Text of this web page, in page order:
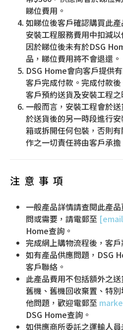
睇位費用。
如睇位後客戶確認購買此
安裝工程服務費用中扣減
因於睇位後未有於DSG
品，睇位費用將不會退還。
DSG Home會向客戶提供
客戶完成付款。完成付款
客戶預約送貨及安裝工程之
一般而言，安裝工程會於
於送貨後的另一時段進行
箱或拆開任何包裝，否則
作之一切責任將由客戶承擔
注意事項
一般產品詳情請查閱此產
問或需要，請電郵至
Home查詢。
完成網上購物流程後，客
如有產品供應問題，DSG
客戶聯絡。
此產品費用不包括額外之
舊機、舊機回收棄置、特
他問題，歡迎電郵至
DSG Home查詢。
如供應商所委託之運輸人